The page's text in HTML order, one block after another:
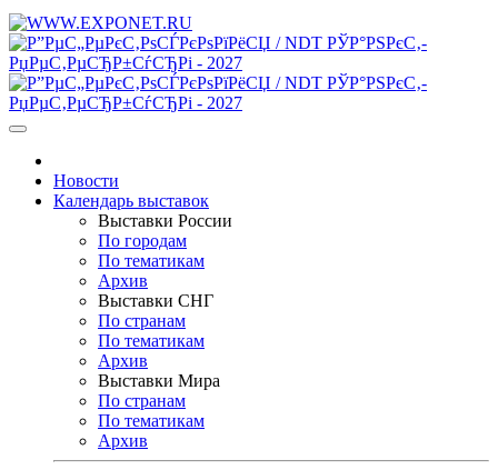
Новости
Календарь выставок
Выставки России
По городам
По тематикам
Архив
Выставки СНГ
По странам
По тематикам
Архив
Выставки Мира
По странам
По тематикам
Архив